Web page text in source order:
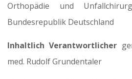
Orthopädie und
Bundesrepublik Deutschland
Inhaltlich Verantwortlicher
med. Rudolf Grundentaler